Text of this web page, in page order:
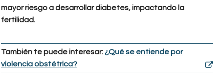
mayor riesgo a desarrollar diabetes, impactando la
fertilidad.
También te puede interesar:¿Qué se entiende por
violencia obstétrica?